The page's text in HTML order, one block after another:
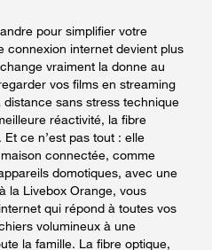
pour simplifier votre
connexion internet devient plus
vraiment la donne au
vos films en streaming
sans stress technique
réactivité, la fibre
ce n’est pas tout : elle
connectée, comme
domotiques, avec une
la Livebox Orange, vous
qui répond à toutes vos
volumineux à une
la famille. La fibre optique,